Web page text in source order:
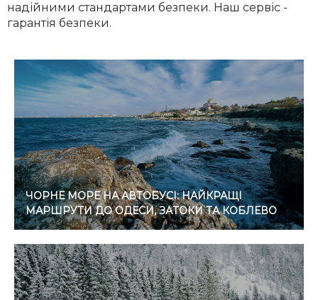
надійними стандартами безпеки. Наш сервіс -
гарантія безпеки.
ЧОРНЕ МОРЕ НА АВТОБУСІ: НАЙКРАЩІ
МАРШРУТИ ДО ОДЕСИ, ЗАТОКИ ТА КОБЛЕВО